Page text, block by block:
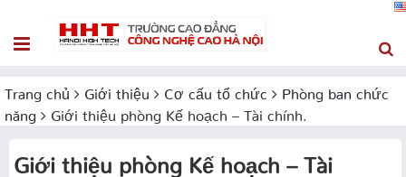
Trang chủ Giới thiệu Cơ cấu tổ chức
Phòng ban chức
năng
Giới thiệu phòng Kế hoạch – Tài chính.
Giới thiệu phòng Kế hoạch – Tài